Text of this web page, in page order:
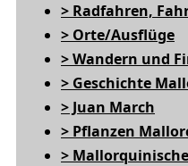
> Radfahren,
> Orte/Ausflüge
> Wandern und
> Geschichte
> Juan March
> Pflanzen
>